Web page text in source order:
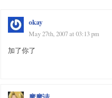
okay
May 27th, 2007 at 03:13 pm
加了你了